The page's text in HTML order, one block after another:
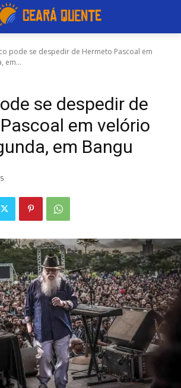
pode se despedir de Hermeto Pascoal em
em...
se despedir de
em velório
em Bangu